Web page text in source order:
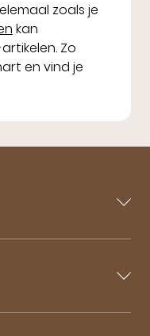
zoals je
kan
Zo
en vind je